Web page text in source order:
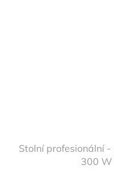
Stolní profesionální
300 W